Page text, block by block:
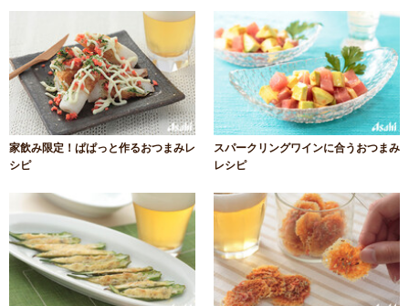
家飲み限定！ぱぱっと作るおつまみレ
シピ
スパークリングワインに合うおつまみ
レシピ